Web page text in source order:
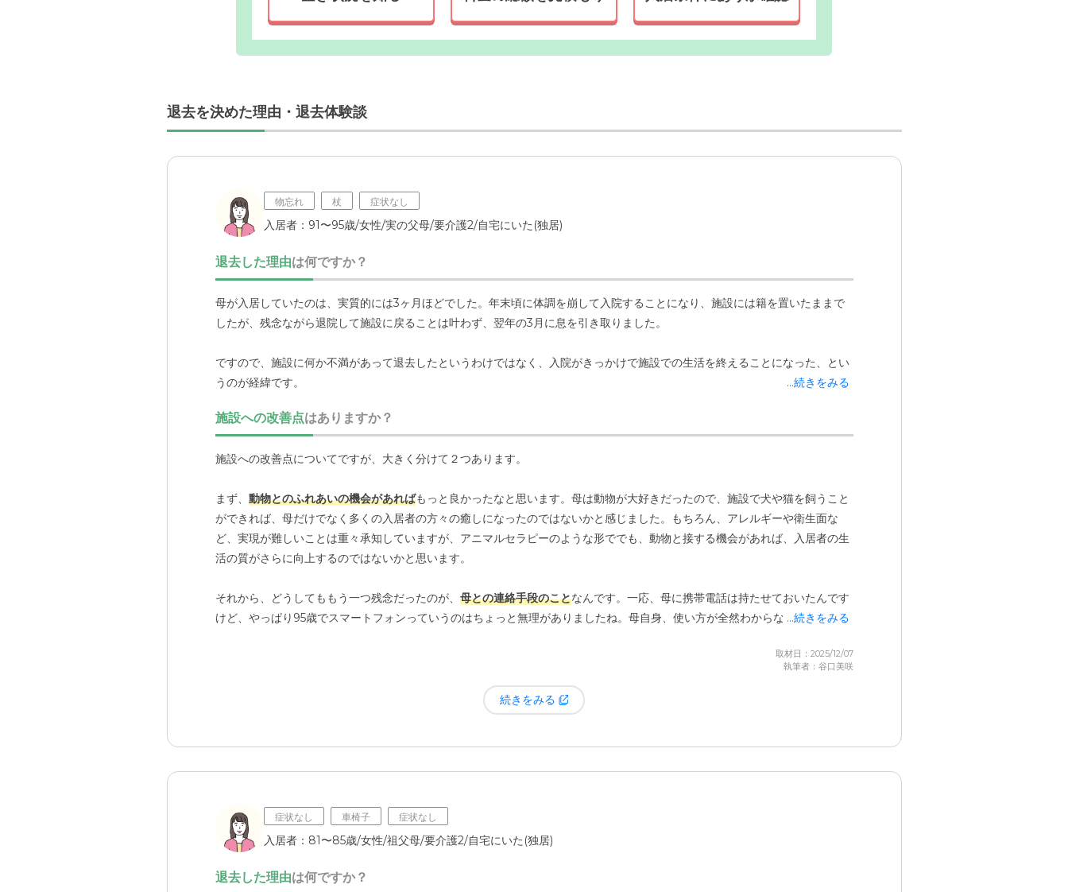
退去を決めた理由・退去体験談
物忘れ 杖 症状なし
入居者：91〜95歳/女性/実の父母/要介護2/自宅にいた(独居)
退去した理由は何ですか？
母が入居していたのは、実質的には3ヶ月ほどでした。年末頃に体調を崩して入院することになり、施設には籍を置いたままで
したが、残念ながら退院して施設に戻ることは叶わず、翌年の3月に息を引き取りました。
ですので、施設に何か不満があって退去したというわけではなく、入院がきっかけで施設での生活を終えることになった、とい
うのが経緯です。
...続きをみる
施設への改善点はありますか？
施設への改善点についてですが、大きく分けて２つあります。
まず、 動物とのふれあいの機会があればもっと良かったなと思います。母は動物が大好きだったので、施設で犬や猫を飼うこと
ができれば、母だけでなく多くの入居者の方々の癒しになったのではないかと感じました。もちろん、アレルギーや衛生面な
ど、実現が難しいことは重々承知していますが、アニマルセラピーのような形ででも、動物と接する機会があれば、入居者の生
活の質がさらに向上するのではないかと思います。
それから、どうしてももう一つ残念だったのが、 母との連絡手段のことなんです。一応、母に携帯電話は持たせておいたんです
けど、やっぱり95歳でスマートフォンっていうのはちょっと無理がありましたね。母自身、使い方が全然わからなかったみたい
もと電話でおしゃべりするのが結構好きな人だったんですけど、結局施設にいる間はあんまり連絡を取り合えたことがなかった
なと反省している部分はあります。ただ、職員さんの方から少しサポートしてくれたり、「こうやって電話かけるんだよ」って
正直な気持ちです。
母の友達や親戚もみんな同じくらいの年寄りばかりで、直接施設まで会いに行くっていうのはなかなか難しい人たちが多かった
ですしね。唯一の連絡手段だったわけですから、そういった
...続きをみる
取材日：2025/12/07
執筆者：谷口美咲
続きをみる
症状なし 車椅子 症状なし
入居者：81〜85歳/女性/祖父母/要介護2/自宅にいた(独居)
退去した理由は何ですか？